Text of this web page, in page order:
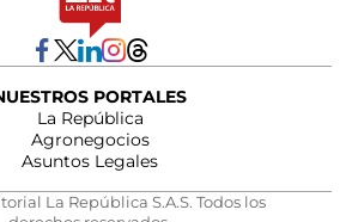
PORTALES
La República
Agronegocios
Asuntos Legales
La República S.A.S. Todos los